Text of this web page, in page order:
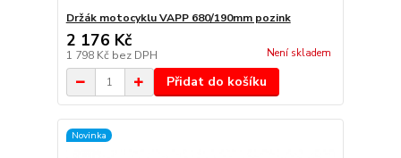
Držák motocyklu VAPP 680/190mm pozink
2 176 Kč
1 798 Kč bez DPH Není skladem
Přidat do košíku
Novinka